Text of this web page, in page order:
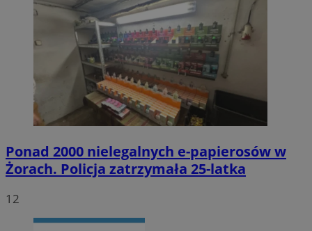
Ponad 2000 nielegalnych e-papierosów w
Żorach. Policja zatrzymała 25-latka
12